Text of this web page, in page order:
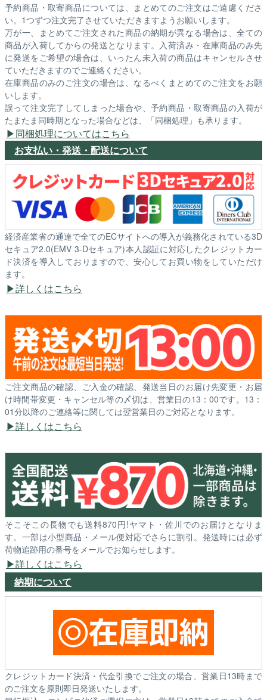
予約商品・取寄商品については、まとめてのご注文はご遠慮くださ
い。1つずつ注文完了させていただきますようお願いします。
万が一、まとめてご注文された商品の納期が異なる場合は、全ての
商品が入荷してからの発送となります。入荷済み・在庫商品のみ先
に発送をご希望の場合は、いったん未入荷の商品はキャンセルさせ
ていただきますのでご連絡ください。
在庫商品のみのご注文の場合は、なるべくまとめてのご注文をお願
いします。
誤って注文完了してしまった場合や、予約商品・取寄商品の入荷が
たまたま同時期となった場合などは、「同梱処理」も承ります。
同梱処理についてはこちら
お支払い・発送・配送について
経済産業省の通達で全てのECサイトへの導入が義務化されている3D
セキュア2.0(EMV 3-Dセキュア)本人認証に対応したクレジットカー
ド決済を導入しておりますので、安心してお買い物をしていただけ
ます。
詳しくはこちら
ご注文商品の確認、ご入金の確認、発送当日のお届け先変更・お届
け時間帯変更・キャンセル等の〆切は、営業日の13：00です。13：
01分以降のご連絡等に関しては翌営業日のご対応となります。
詳しくはこちら
そこそこの長物でも送料870円!ヤマト・佐川でのお届けとなりま
す。一部は小型商品・メール便対応でさらに割引。発送時には必ず
荷物追跡用の番号をメールでお知らせします。
詳しくはこちら
納期について
クレジットカード決済・代金引換でご注文の場合、営業日13時まで
のご注文を原則即日発送いたします。